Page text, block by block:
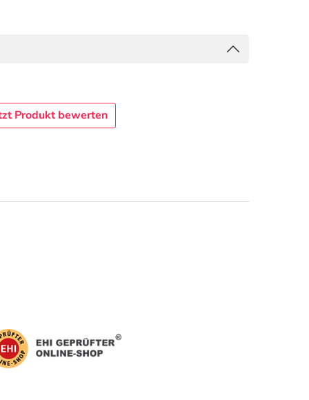
Produkt bewerten